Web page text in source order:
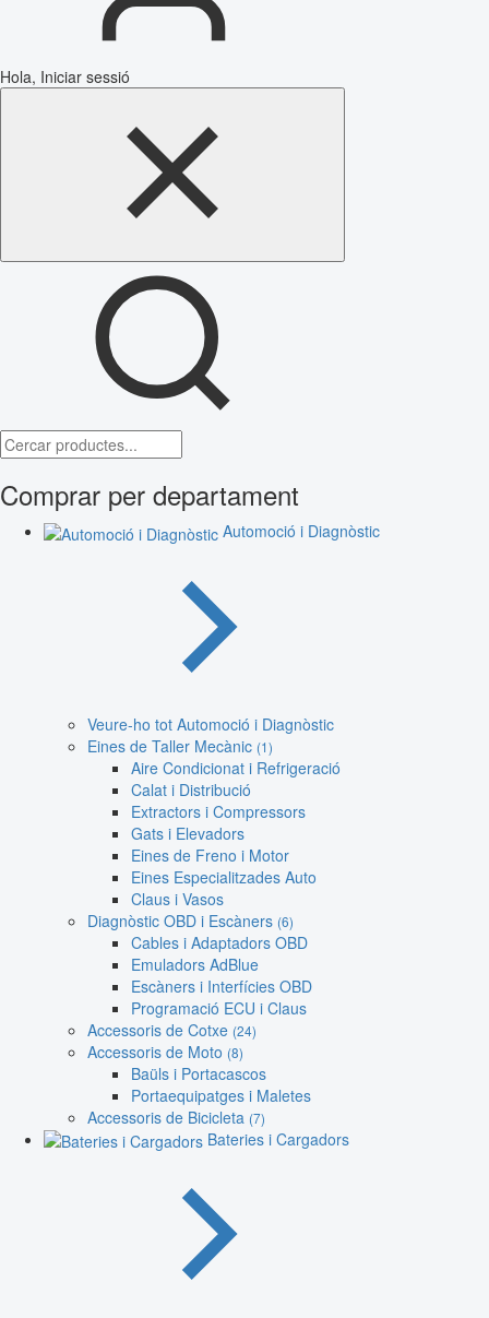
Hola, Iniciar sessió
Comprar per departament
Automoció i Diagnòstic
Veure-ho tot Automoció i Diagnòstic
Eines de Taller Mecànic (1)
Aire Condicionat i Refrigeració
Calat i Distribució
Extractors i Compressors
Gats i Elevadors
Eines de Freno i Motor
Eines Especialitzades Auto
Claus i Vasos
Diagnòstic OBD i Escàners (6)
Cables i Adaptadors OBD
Emuladors AdBlue
Escàners i Interfícies OBD
Programació ECU i Claus
Accessoris de Cotxe (24)
Accessoris de Moto (8)
Baüls i Portacascos
Portaequipatges i Maletes
Accessoris de Bicicleta (7)
Bateries i Cargadors